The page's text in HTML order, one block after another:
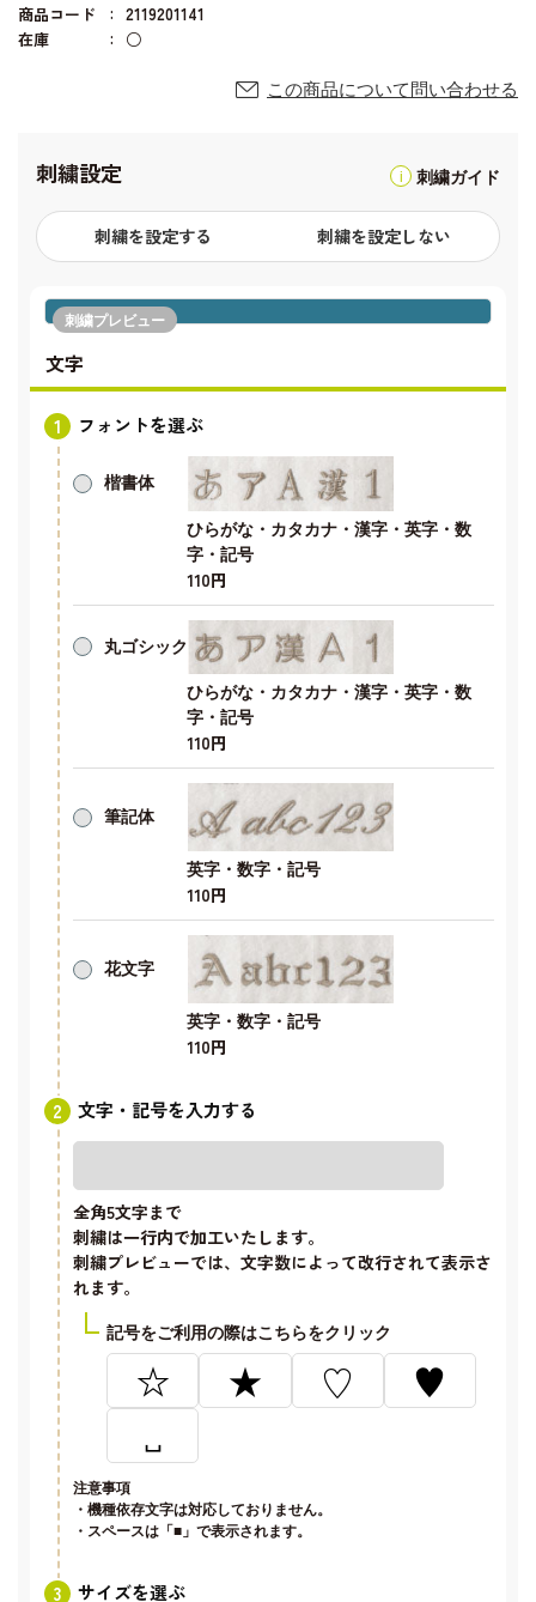
商品コード
2119201141
在庫
○
この商品について問い合わせる
刺繍設定 刺繍ガイド
刺繍を設定する 刺繍を設定しない
刺繍プレビュー
文字
フォントを選ぶ
楷書体
ひらがな・カタカナ・漢字・英字・数
字・記号
110円
丸ゴシック
ひらがな・カタカナ・漢字・英字・数
字・記号
110円
筆記体
英字・数字・記号
110円
花文字
英字・数字・記号
110円
文字・記号を入力する
全角5文字まで
刺繍は一行内で加工いたします。
刺繍プレビューでは、文字数によって改行されて表示さ
れます。
記号をご利用の際はこちらをクリック
☆ ★ ♡
♥
␣
注意事項
・機種依存文字は対応しておりません。
・スペースは「■」で表示されます。
サイズを選ぶ